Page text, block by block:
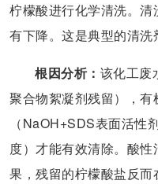
柠檬酸进行化学清洗。
有下降。这是典型的清洗
根因分析： 该化工废
聚合物絮凝剂残留），
（NaOH+SDS表面活性
度）才能有效清除。酸
果，残留的柠檬酸盐反而